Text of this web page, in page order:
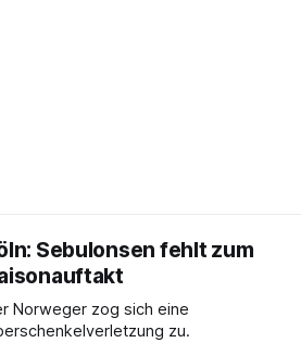
Sebulonsen fehlt zum
Norweger zog sich eine
zu.